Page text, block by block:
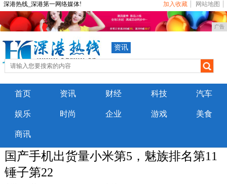
深港热线_深港第一网络媒体! 加入收藏 网站地图
广告
资讯
首页 资讯 财经 科技 汽车
娱乐 时尚 企业 游戏 美食
商讯
国产手机出货量小米第5，魅族排名第11
锤子第22